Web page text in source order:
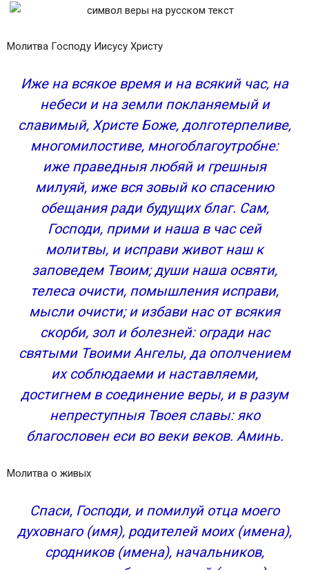
Молитва Господу Иисусу Христу
Иже на всякое время и на всякий час, на
небеси и на земли покланяемый и
славимый, Христе Боже, долготерпеливе,
многомилостиве, многоблагоутробне:
иже праведныя любяй и грешныя
милуяй, иже вся зовый ко спасению
обещания ради будущих благ. Сам,
Господи, прими и наша в час сей
молитвы, и исправи живот наш к
заповедем Твоим; души наша освяти,
телеса очисти, помышления исправи,
мысли очисти; и избави нас от всякия
скорби, зол и болезней: огради нас
святыми Твоими Ангелы, да ополчением
их соблюдаеми и наставляеми,
достигнем в соединение веры, и в разум
непреступныя Твоея славы: яко
благословен еси во веки веков. Аминь.
Молитва о живых
Спаси, Господи, и помилуй отца моего
духовнаго (имя), родителей моих (имена),
сродников (имена), начальников,